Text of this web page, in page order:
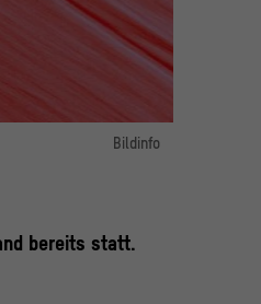
Robert Clark / Unsplash
Bildinfo
bereits statt.